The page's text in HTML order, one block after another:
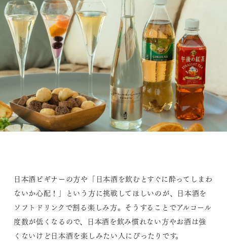
日本酒ビギナーの方や「日本酒を飲むとすぐに酔ってしまわ
ないか心配！」という方に挑戦してほしいのが、日本酒を
ソフトドリンクで割る楽しみ方。そうすることでアルコール
度数が低くなるので、日本酒を飲み慣れない方やお酒は強
くないけど日本酒を楽しみたい人にぴったりです。